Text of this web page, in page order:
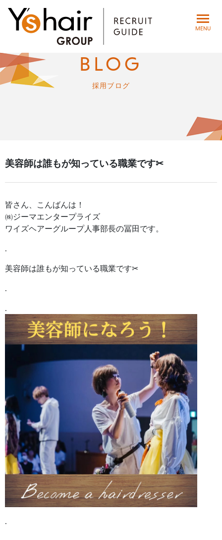
toggle
MENU
BLOG
採用ブログ
美容師は誰もが知っている職業です✂︎
皆さん、こんばんは！
㈱ジーマエンタープライズ
ワイズヘアーグループ人事部長の冨田です。
美容師は誰もが知っている職業です✂︎